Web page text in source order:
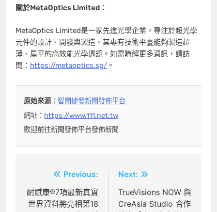
關於MetaOptics Limited：
MetaOptics Limited是一家先進光學企業，專注於超光學
元件的設計、開發與製造。其專有技術平臺能夠製造超
薄、扁平的高效能光學透鏡。如需瞭解更多資訊，請訪
問： https://metaoptics.sg/ 。
原始來源：智聞捷發新聞發佈平台
網址： https://www.111.net.tw
歡迎前往新聞發佈平台發佈新聞
章
Previous:
耐賦康®7項最新真實
世界資料將亮相第18
Next:
TrueVisions NOW 與
CreAsia Studio 合作